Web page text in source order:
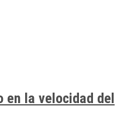
en la velocidad del